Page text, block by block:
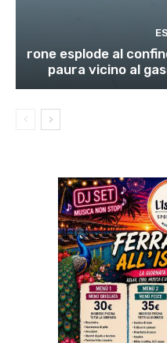
rone esplode al
paura vicino al